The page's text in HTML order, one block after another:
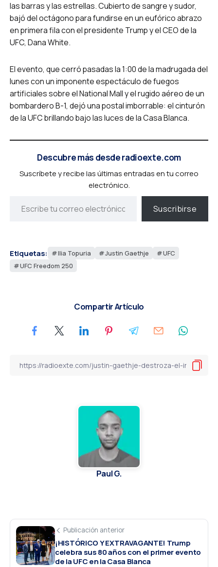
las barras y las estrellas. Cubierto de sangre y sudor,
bajó del octágono para fundirse en un eufórico abrazo
en primera fila con el presidente Trump y el CEO de la
UFC, Dana White.
El evento, que cerró pasadas la 1:00 de la madrugada del
lunes con un imponente espectáculo de fuegos
artificiales sobre el National Mall y el rugido aéreo de un
bombardero B-1, dejó una postal imborrable: el cinturón
de la UFC brillando bajo las luces de la Casa Blanca.
Descubre más desde radioexte.com
Suscríbete y recibe las últimas entradas en tu correo
electrónico.
Suscribirse
Etiquetas: Ilia Topuria Justin Gaethje
UFC
UFC Freedom 250
Compartir Artículo
Paul G.
Publicación anterior
¡HISTÓRICO Y EXTRAVAGANTE! Trump
celebra sus 80 años con el primer evento
de la UFC en la Casa Blanca